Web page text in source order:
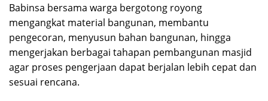
Babinsa bersama warga bergotong royong
mengangkat material bangunan, membantu
pengecoran, menyusun bahan bangunan, hingga
mengerjakan berbagai tahapan pembangunan masjid
agar proses pengerjaan dapat berjalan lebih cepat dan
sesuai rencana.